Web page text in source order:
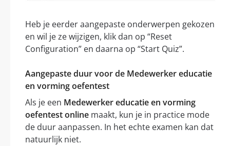
Heb je eerder aangepaste onderwerpen gekozen
en wil je ze wijzigen, klik dan op “Reset
Configuration” en daarna op “Start Quiz”.
Aangepaste duur voor de Medewerker educatie
en vorming oefentest
Als je een Medewerker educatie en vorming
oefentest online maakt, kun je in practice mode
de duur aanpassen. In het echte examen kan dat
natuurlijk niet.